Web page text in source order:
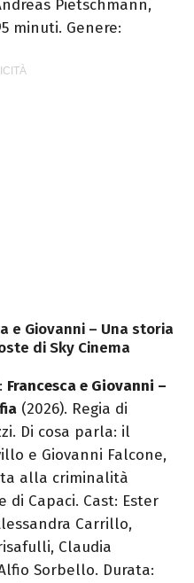
Pietschmann,
minuti. Genere:
e Giovanni – Una storia
di Sky Cinema
Francesca e Giovanni –
(2026). Regia di
Di cosa parla: il
e Giovanni Falcone,
alla criminalità
Capaci. Cast: Ester
Carrillo,
Claudia
Sorbello. Durata: